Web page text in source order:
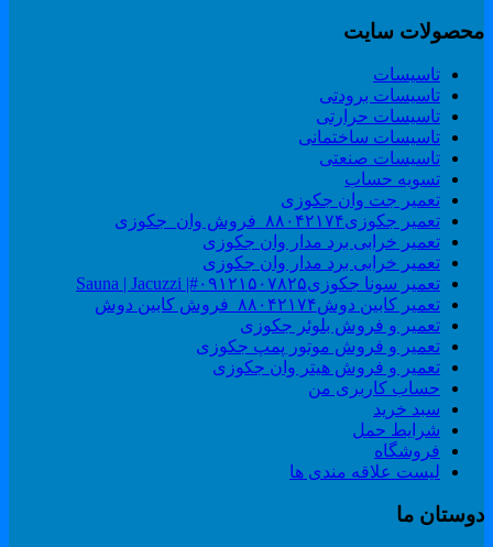
سایت
تاسیسات
تاسیسات برودتی
تاسیسات حرارتی
تاسیسات ساختمانی
تاسیسات صنعتی
تسویه حساب
تعمیر جت وان جکوزی
تعمیر جکوزی۸۸۰۴۲۱۷۴_فروش وان_جکوزی
تعمیر خرابی برد مدار وان جکوزی
تعمیر خرابی برد مدار وان جکوزی
تعمیر سونا جکوزی۰۹۱۲۱۵۰۷۸۲۵#| Sauna | Jacuzzi
تعمیر کابین دوش۸۸۰۴۲۱۷۴_فروش کابین دوش
تعمیر و فروش بلوئر جکوزی
تعمیر و فروش موتور پمپ جکوزی
تعمیر و فروش هیتر وان جکوزی
حساب کاربری من
سبد خرید
شرایط حمل
فروشگاه
لیست علاقه مندی ها
ما